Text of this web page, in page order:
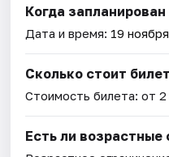
Когда
Дата и время: 19
Сколько стоит
Стоимость билета: от
Есть ли возрастные